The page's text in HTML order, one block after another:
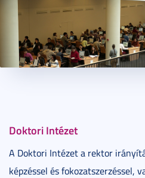
Doktori Intézet
A Doktori Intézet a rektor
képzéssel és fokozatszerzéssel,